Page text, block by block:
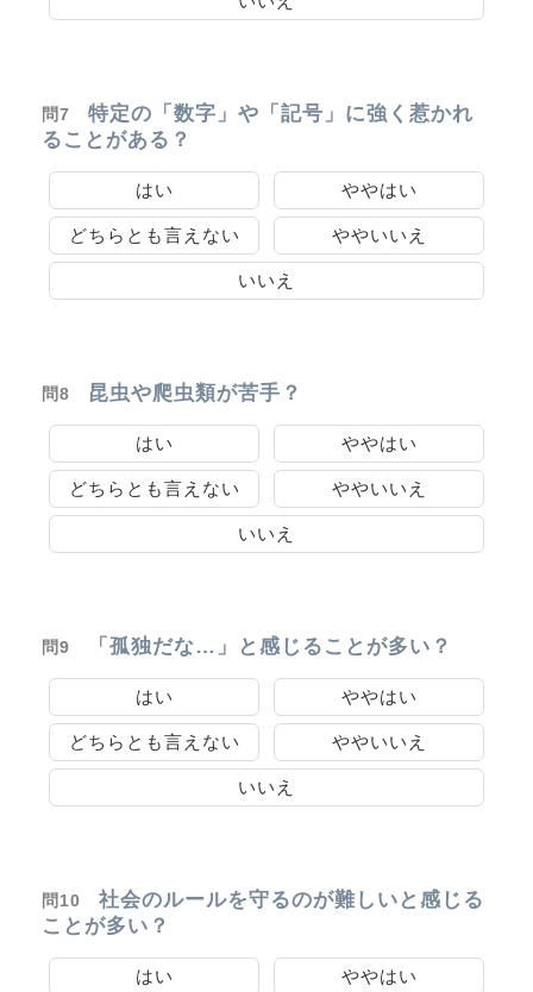
問7
特定の「数字」や「記号」に強く惹かれ
ることがある？
はい ややはい
どちらとも言えない ややいいえ
いいえ
問8 昆虫や爬虫類が苦手？
はい ややはい
どちらとも言えない ややいいえ
いいえ
問9 「孤独だな…」と感じることが多い？
はい ややはい
どちらとも言えない ややいいえ
いいえ
問10
社会のルールを守るのが難しいと感じる
ことが多い？
はい ややはい